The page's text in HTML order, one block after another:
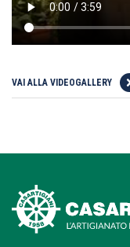
VAI ALLA VIDEOGALLERY